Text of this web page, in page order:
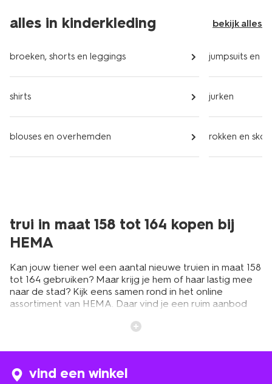
alles in kinderkleding bekijk alles
broeken, shorts en leggings
shirts
blouses en overhemden
jumpsuits en
jurken
rokken en
trui in maat 158 tot 164 kopen bij
HEMA
Kan jouw tiener wel een aantal nieuwe truien in maat 158
tot 164 gebruiken? Maar krijg je hem of haar lastig mee
naar de stad? Kijk eens samen rond in het online
assortiment van HEMA. Daar vind je een ruim aanbod
kinderkleding in onze collectie. Van stoere modellen met
Bestel alles handig online voor een zacht HEMA-prijsje.
vind een winkel